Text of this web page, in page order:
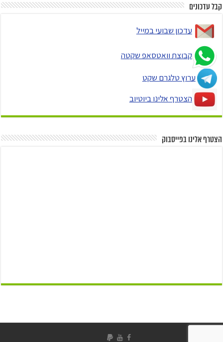
קבל עדכונים
עדכון שבועי במייל
קבוצת וואטסאפ שקטה
ערוץ טלגרם שקט
הצטרף אלינו ביוטיוב
הצטרף אלינו בפייסבוק